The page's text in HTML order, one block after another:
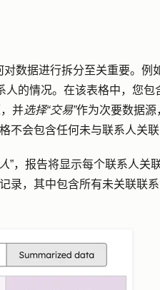
数据进行拆分至关重要。例
的情况。在该表格中，您包
并选择“交易”作为次要数据源
不会包含任何未与联系人关联
”，报告将显示每个联系人关
记录，其中包含所有未关联联